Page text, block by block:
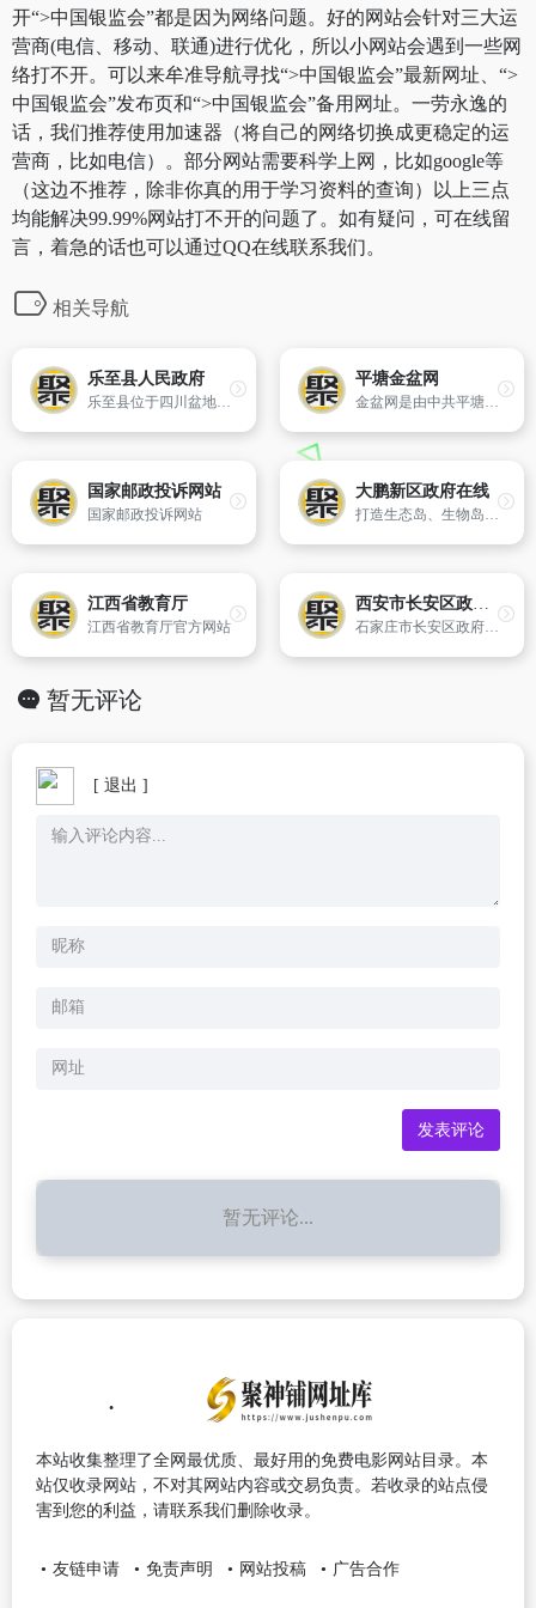
开“>中国银监会”都是因为网络问题。好的网站会针对三大运
营商(电信、移动、联通)进行优化，所以小网站会遇到一些网
络打不开。可以来牟准导航寻找“>中国银监会”最新网址、“>
中国银监会”发布页和“>中国银监会”备用网址。一劳永逸的
话，我们推荐使用加速器（将自己的网络切换成更稳定的运
营商，比如电信）。部分网站需要科学上网，比如google等
（这边不推荐，除非你真的用于学习资料的查询）以上三点
均能解决99.99%网站打不开的问题了。如有疑问，可在线留
言，着急的话也可以通过QQ在线联系我们。
相关导航
乐至县人民政府
乐至县位于四川盆地中部,地处沱江和涪江分水岭上,隶属资阳市管辖,与遂宁安居区、大英县,德阳中江县,成都简阳市、金堂县,资阳雁江区、安岳县接壤。距离省会成都仅77公里。全县辖25个乡镇,602个行政村,30个社区委员会。乐至县总面积1425平方公里。2004年,乐至县总人口87万人,其中农业人口78．88万人。201
平塘金盆网
金盆网是由中共平塘县委、县政府主办,县委宣传部、县新闻宣传中心承办的平塘党政信息网,也是平塘县对外宣传、推广的重要窗口,旨在实行政务公开,展示平塘经济、政治、文化、社会建设成就,凝聚发展力量,汇集百姓声音,传播地方文化。
国家邮政投诉网站
国家邮政投诉网站
大鹏新区政府在线
打造生态岛、生物岛、生态岛,建设世界级滨海生态旅游度假区
江西省教育厅
江西省教育厅官方网站
西安市长安区政府网
石家庄市长安区政府网站是区政府在互联网上统一发布各类政务信息、提供网上服务的综合平台。网站致力于长安区扩大对外宣传、推行政务公开、服务长安区经济发展、提供便民服务。
暂无评论
[ 退出 ]
暂无评论...
本站收集整理了全网最优质、最好用的免费电影网站目录。本
站仅收录网站，不对其网站内容或交易负责。若收录的站点侵
害到您的利益，请联系我们删除收录。
友链申请 免责声明 网站投稿 广告合作